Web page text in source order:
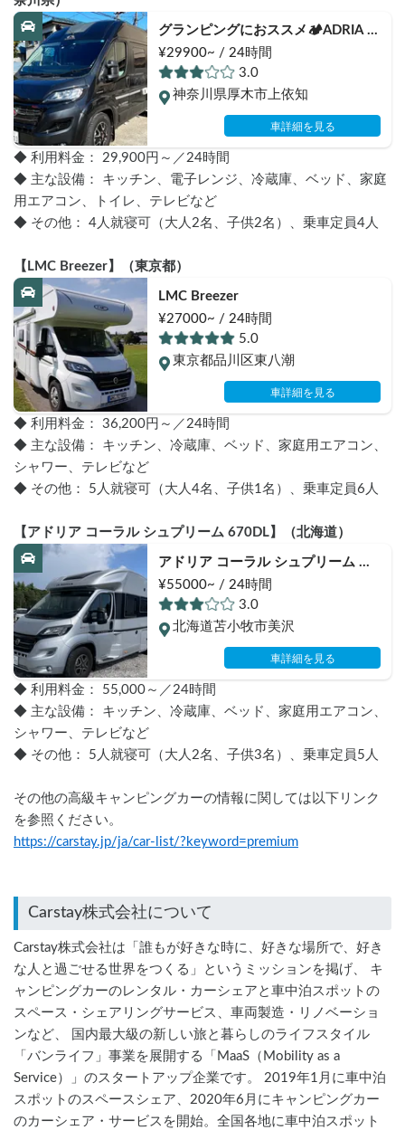
グランピングにおススメ🏕ADRIA
TWIN PLUS 540SP
¥29900~ / 24時間
3.0
神奈川県厚木市上依知
車詳細を見る
◆ 利用料金： 29,900円～／24時間
◆ 主な設備： キッチン、電子レンジ、冷蔵庫、ベッド、家庭
用エアコン、トイレ、テレビなど
◆ その他： 4人就寝可（大人2名、子供2名）、乗車定員4人
【LMC Breezer】（東京都）
LMC Breezer
¥27000~ / 24時間
5.0
東京都品川区東八潮
車詳細を見る
◆ 利用料金： 36,200円～／24時間
◆ 主な設備： キッチン、冷蔵庫、ベッド、家庭用エアコン、
シャワー、テレビなど
◆ その他： 5人就寝可（大人4名、子供1名）、乗車定員6人
【アドリア コーラル シュプリーム 670DL】（北海道）
アドリア コーラル シュプリーム
670DL
¥55000~ / 24時間
3.0
北海道苫小牧市美沢
車詳細を見る
◆ 利用料金： 55,000～／24時間
◆ 主な設備： キッチン、冷蔵庫、ベッド、家庭用エアコン、
シャワー、テレビなど
◆ その他： 5人就寝可（大人2名、子供3名）、乗車定員5人
その他の高級キャンピングカーの情報に関しては以下リンク
を参照ください。
https://carstay.jp/ja/car-list/?keyword=premium
Carstay株式会社について
Carstay株式会社は「誰もが好きな時に、好きな場所で、好き
な人と過ごせる世界をつくる」というミッションを掲げ、 キ
ャンピングカーのレンタル・カーシェアと車中泊スポットの
スペース・シェアリングサービス、車両製造・リノベーショ
ンなど、 国内最大級の新しい旅と暮らしのライフスタイル
「バンライフ」事業を展開する「MaaS（Mobility as a
Service）」のスタートアップ企業です。 2019年1月に車中泊
スポットのスペースシェア、2020年6月にキャンピングカー
のカーシェア・サービスを開始。全国各地に車中泊スポット